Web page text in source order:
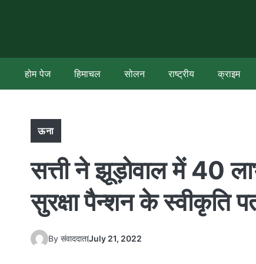
होम पेज हिमाचल सोलन राष्ट्रीय क्राइम
ऊना
सत्ती ने झूड़ोवाल में 40
सुरक्षा पैन्शन के स्वीकृति
By संवाददाताJuly 21, 2022